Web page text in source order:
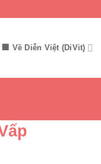
🏢 Về Diễn Việt (DiVit)